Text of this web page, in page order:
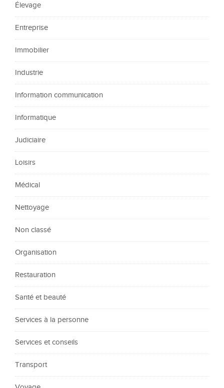
Élevage
Entreprise
Immobilier
Industrie
Information communication
Informatique
Judiciaire
Loisirs
Médical
Nettoyage
Non classé
Organisation
Restauration
Santé et beauté
Services à la personne
Services et conseils
Transport